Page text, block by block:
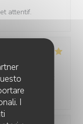
I
attentif.
Qualità / Prezzo